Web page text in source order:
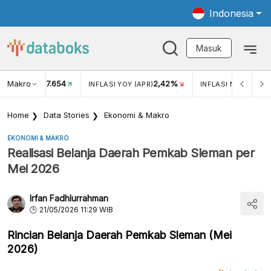
Indonesia
Masuk
Makro
USD/IDR 17.654 INFLASI YOY (APR)2,42% INFLASI MOM (APR)
Home Data Stories Ekonomi & Makro
EKONOMI & MAKRO
Realisasi Belanja Daerah Pemkab Sleman per
Mei 2026
Irfan Fadhlurrahman
21/05/2026 11:29 WIB
Rincian Belanja Daerah Pemkab Sleman (Mei
2026)